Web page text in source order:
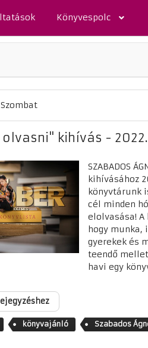
Könyvespolc
olvasni" kihívás -
SZABADOS
kihívásához
könyvtárunk
cél minden
elolvasása! A
hogy munka,
gyerekek és
teendő
havi egy
könyvajánló Szabados